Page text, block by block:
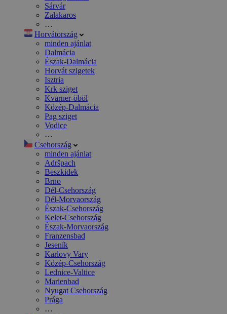
Sárvár
Zalakaros
…
Horvátország
minden ajánlat
Dalmácia
Észak-Dalmácia
Horvát szigetek
Isztria
Krk sziget
Kvarner-öböl
Közép-Dalmácia
Pag sziget
Vodice
…
Csehország
minden ajánlat
Adršpach
Beszkidek
Brno
Dél-Csehország
Dél-Morvaország
Észak-Csehország
Kelet-Csehország
Észak-Morvaország
Franzensbad
Jeseník
Karlovy Vary
Közép-Csehország
Lednice-Valtice
Marienbad
Nyugat Csehország
Prága
…